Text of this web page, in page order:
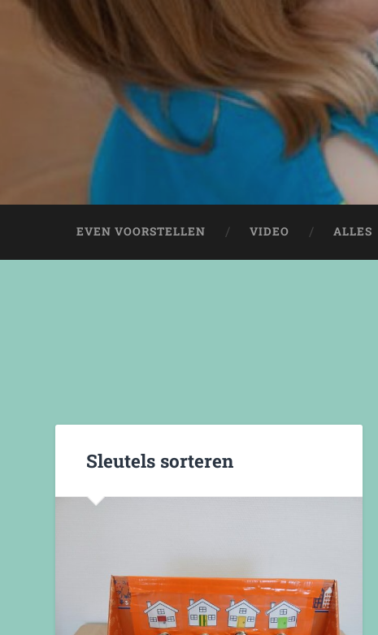
EVEN VOORSTELLEN VIDEO ALLES
Sleutels sorteren